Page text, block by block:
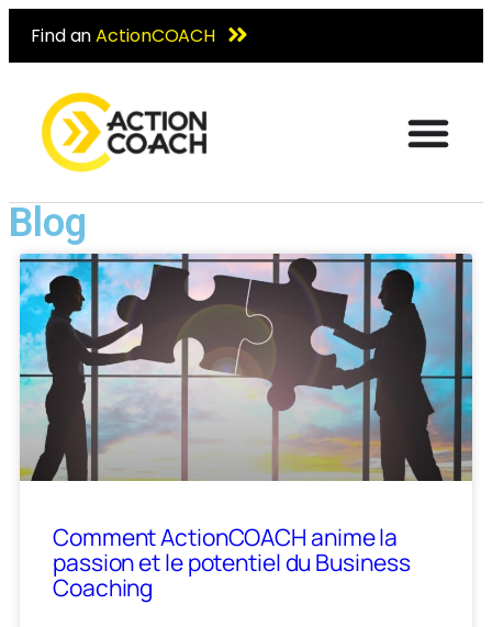
Find anActionCOACH
Blog
Comment ActionCOACH anime la
passion et le potentiel du Business
Coaching